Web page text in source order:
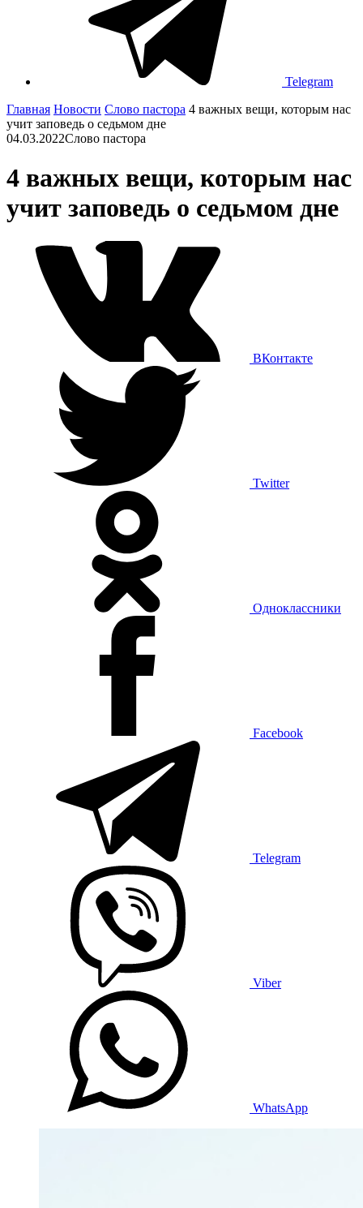
Telegram
Главная Новости Слово пастора 4 важных вещи, которым нас
учит заповедь о седьмом дне
04.03.2022Слово пастора
4 важных вещи, которым нас
учит заповедь о седьмом дне
ВКонтакте
Twitter
Одноклассники
Facebook
Telegram
Viber
WhatsApp